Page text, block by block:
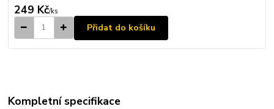
249 Kč/ks
Přidat do košíku
Kompletní specifikace